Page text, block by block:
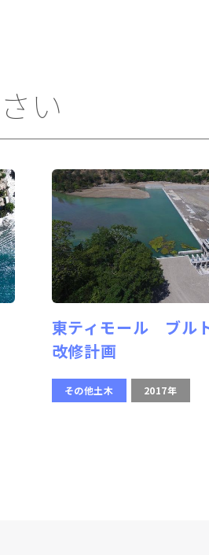
い
東ティモール ブル
改修計画
その他土木 2017年